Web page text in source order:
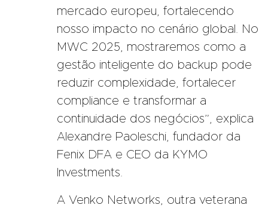
mercado europeu, fortalecendo
nosso impacto no cenário global. No
MWC 2025, mostraremos como a
gestão inteligente do backup pode
reduzir complexidade, fortalecer
compliance e transformar a
continuidade dos negócios”, explica
Alexandre Paoleschi, fundador da
Fenix DFA e CEO da KYMO
Investments.
A Venko Networks, outra veterana